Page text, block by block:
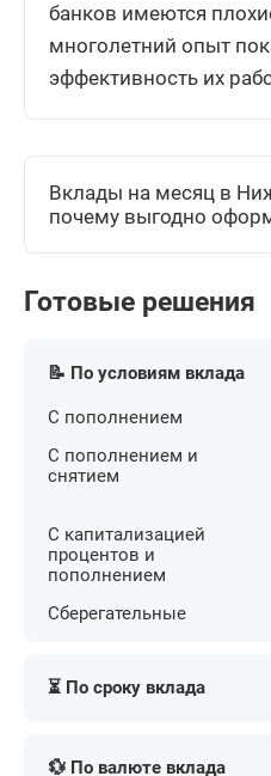
банков имеются
многолетний опыт
эффективность их
Вклады на месяц в
почему выгодно
Готовые решения
📝 По условиям вклада
С пополнением
С пополнением и
снятием
С капитализацией
процентов и
пополнением
Сберегательные
⏳ По сроку вклада
Долгосрочные
💱 По валюте вклада